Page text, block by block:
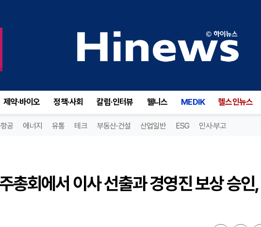
제약·바이오 정책·사회 칼럼·인터뷰 웰니스 MEDIK 헬스인뉴스
공 에너지 유통 테크 부동산·건설 산업일반 ESG 인사·부고
총회에서 이사 선출과 경영진 보상 승인,